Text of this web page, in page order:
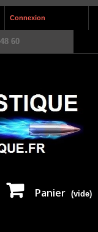
Connexion
60
Panier (vide)